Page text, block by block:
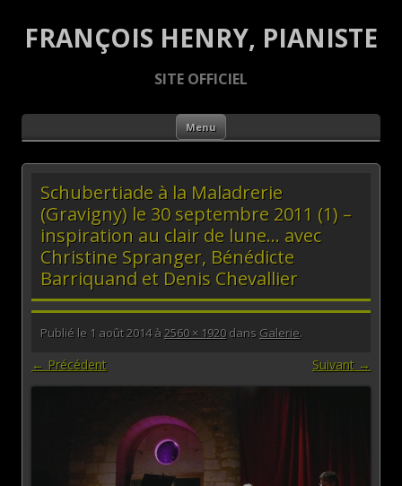
FRANÇOIS HENRY, PIANISTE
SITE OFFICIEL
Menu Aller au contenu principal
Schubertiade à la Maladrerie
(Gravigny) le 30 septembre 2011 (1) –
inspiration au clair de lune… avec
Christine Spranger, Bénédicte
Barriquand et Denis Chevallier
Publié le 1 août 2014à2560 × 1920dans Galerie.
← Précédent Suivant →